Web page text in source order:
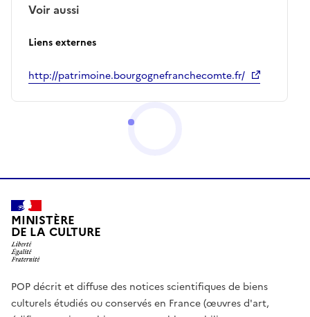
Voir aussi
Liens externes
http://patrimoine.bourgognefranchecomte.fr/
MINISTÈRE
DE LA CULTURE
POP décrit et diffuse des notices scientifiques de biens
culturels étudiés ou conservés en France (œuvres d'art,